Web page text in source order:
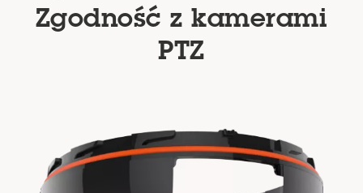
Zgodność z kamerami
PTZ